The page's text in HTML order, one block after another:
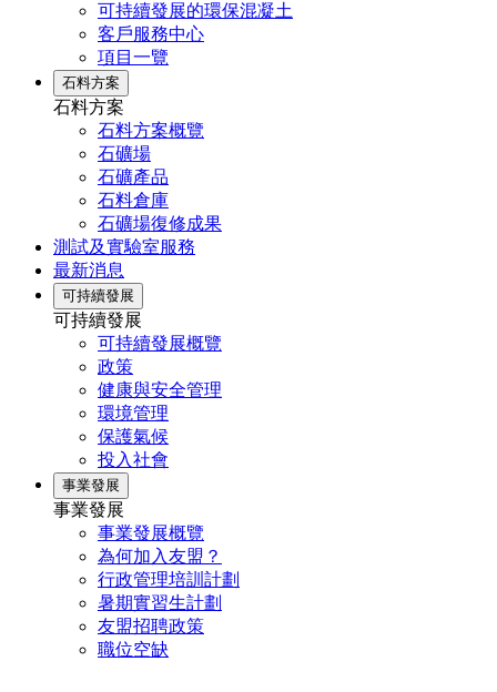
可持續發展的環保混凝土
客戶服務中心
項目一覽
石料方案
石料方案
石料方案概覽
石礦場
石礦產品
石料倉庫
石礦場復修成果
測試及實驗室服務
最新消息
可持續發展
可持續發展
可持續發展概覽
政策
健康與安全管理
環境管理
保護氣候
投入社會
事業發展
事業發展
事業發展概覽
為何加入友盟？
行政管理培訓計劃
暑期實習生計劃
友盟招聘政策
職位空缺